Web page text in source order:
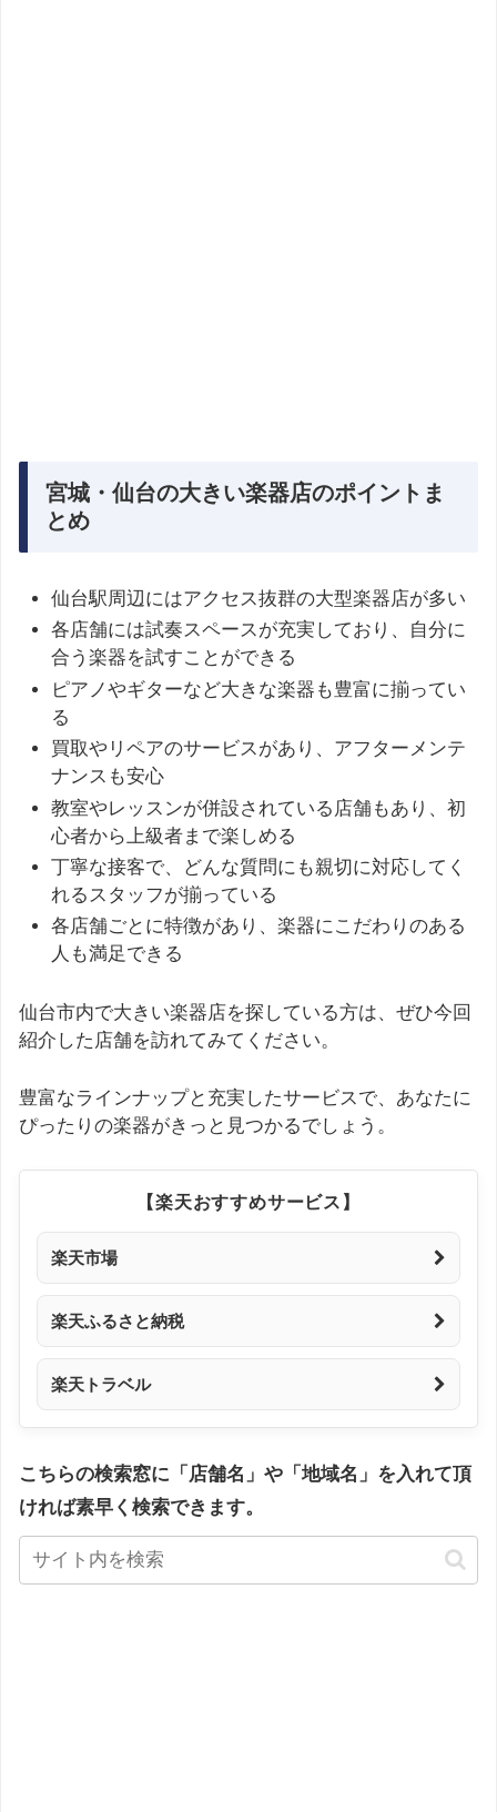
宮城・仙台の大きい楽器店のポイントま
とめ
仙台駅周辺にはアクセス抜群の大型楽器店が多い
各店舗には試奏スペースが充実しており、自分に
合う楽器を試すことができる
ピアノやギターなど大きな楽器も豊富に揃ってい
る
買取やリペアのサービスがあり、アフターメンテ
ナンスも安心
教室やレッスンが併設されている店舗もあり、初
心者から上級者まで楽しめる
丁寧な接客で、どんな質問にも親切に対応してく
れるスタッフが揃っている
各店舗ごとに特徴があり、楽器にこだわりのある
人も満足できる
仙台市内で大きい楽器店を探している方は、ぜひ今回
紹介した店舗を訪れてみてください。
豊富なラインナップと充実したサービスで、あなたに
ぴったりの楽器がきっと見つかるでしょう。
【楽天おすすめサービス】
楽天市場
楽天ふるさと納税
楽天トラベル
こちらの検索窓に「店舗名」や「地域名」を入れて頂
ければ素早く検索できます。